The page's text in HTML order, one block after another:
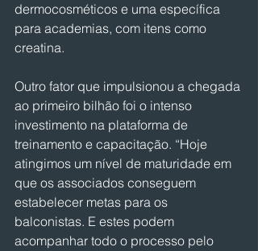
dermocosméticos e uma específica
para academias, com itens como
creatina.
Outro fator que impulsionou a chegada
ao primeiro bilhão foi o intenso
investimento na plataforma de
treinamento e capacitação. “Hoje
atingimos um nível de maturidade em
que os associados conseguem
estabelecer metas para os
balconistas. E estes podem
acompanhar todo o processo pelo